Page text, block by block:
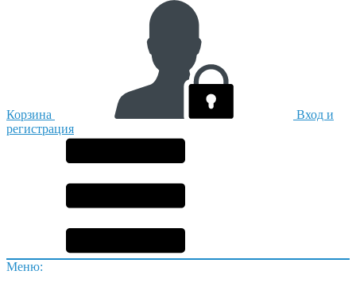
Корзина
Вход и
регистрация
Меню: